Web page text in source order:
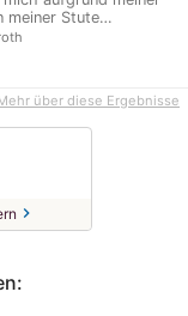
meiner Stute…
über diese Ergebnisse
chevron_right